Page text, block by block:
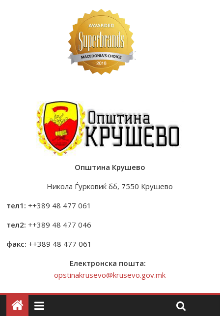
Општина Крушево
Никола Ѓурковиќ бб, 7550 Крушево
тел1: ++389 48 477 061
тел2: ++389 48 477 046
факс: ++389 48 477 061
Електронска пошта:
opstinakrusevo@krusevo.gov.mk